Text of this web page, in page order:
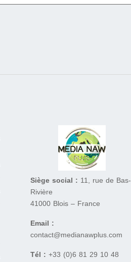
Siège social : 11, rue de Bas-
Rivière
41000 Blois – France
Email :
contact@medianawplus.com
Tél : +33 (0)6 81 29 10 48